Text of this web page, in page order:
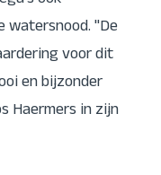
watersnood. "De
voor dit
en bijzonder
Haermers in zijn